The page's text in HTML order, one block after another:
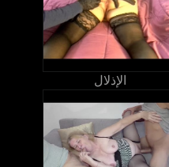
الإذلال